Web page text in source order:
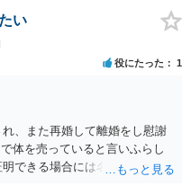
い
役にたった 1
、また再婚して離婚をし慰謝
体を売っていると言いふらし
できる場合には名誉権侵害や